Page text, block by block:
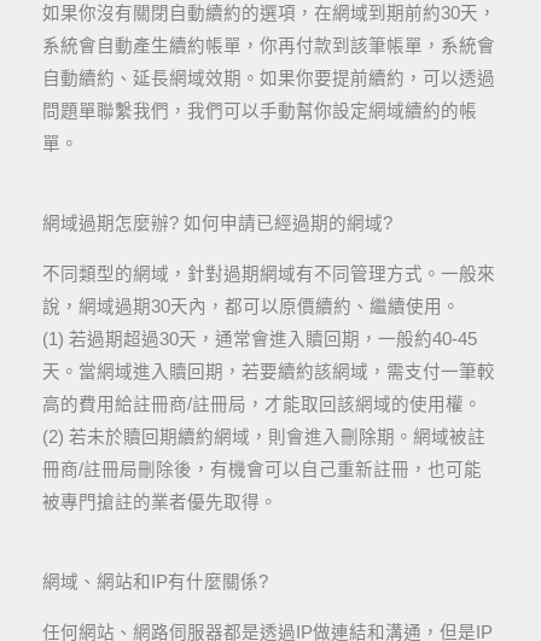
如果你沒有關閉自動續約的選項，在網域到期前約30天，
系統會自動產生續約帳單，你再付款到該筆帳單，系統會
自動續約、延長網域效期。如果你要提前續約，可以透過
問題單聯繫我們，我們可以手動幫你設定網域續約的帳
單。
網域過期怎麼辦? 如何申請已經過期的網域?
不同類型的網域，針對過期網域有不同管理方式。一般來
說，網域過期30天內，都可以原價續約、繼續使用。
(1) 若過期超過30天，通常會進入贖回期，一般約40-45
天。當網域進入贖回期，若要續約該網域，需支付一筆較
高的費用給註冊商/註冊局，才能取回該網域的使用權。
(2) 若未於贖回期續約網域，則會進入刪除期。網域被註
冊商/註冊局刪除後，有機會可以自己重新註冊，也可能
被專門搶註的業者優先取得。
網域、網站和IP有什麼關係?
任何網站、網路伺服器都是透過IP做連結和溝通，但是IP